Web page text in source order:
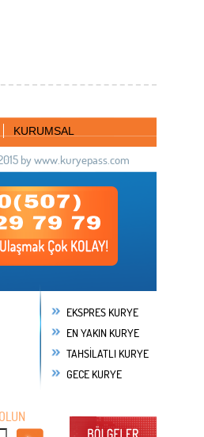
KURUMSAL
by www.kuryepass.com
EKSPRES KURYE
EN YAKIN KURYE
TAHSİLATLI KURYE
GECE KURYE